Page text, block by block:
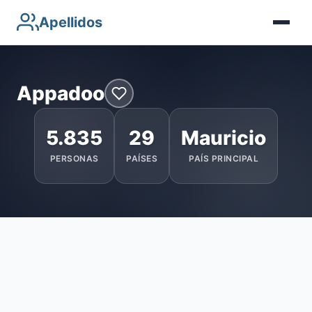
Apellidos
Appadoo
5.835
PERSONAS
29
PAÍSES
Mauricio
PAÍS PRINCIPAL